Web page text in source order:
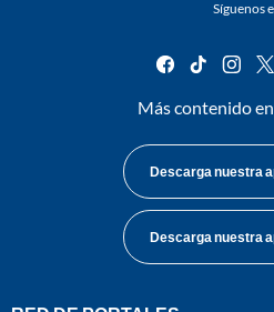
Síguenos
facebook
tiktok
Más contenido en
Descarga nuestra
Descarga nuestra